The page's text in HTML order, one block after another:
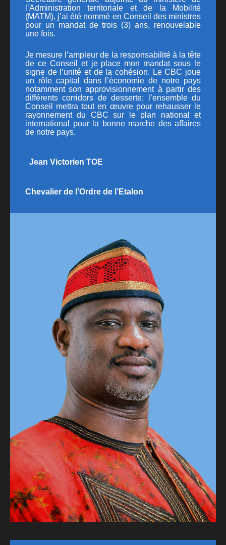
PUBLICATIONS
CONTACT
l’Administration territoriale et de la Mobilité
(MATM), j’ai été nommé en Conseil des ministres
pour un mandat de trois (3) ans, renouvelable
une fois.
Je mesure l’ampleur de la responsabilité à la tête
de ce Conseil et je place mon mandat sous le
signe de l’unité et de la cohésion. Le CBC joue
un rôle capital dans l’économie de notre pays
notamment son approvisionnement à partir des
différents corridors de desserte; l’ensemble du
Conseil mettra tout en œuvre pour rehausser le
rayonnement du CBC sur le plan national et
international pour la bonne marche des affaires
de notre pays.
Jean Victorien TOE
Chevalier de l’Ordre de l’Etalon